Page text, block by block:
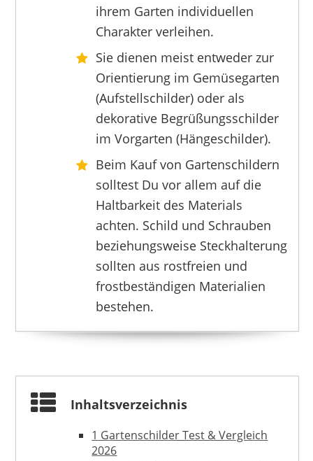
UNUS
25,45 €
BINCUE
ihrem Garten individuellen
Charakter verleihen.
Sie dienen meist entweder zur
Orientierung im Gemüsegarten
(Aufstellschilder) oder als
dekorative Begrüßungsschilder
im Vorgarten (Hängeschilder).
Beim Kauf von Gartenschildern
solltest Du vor allem auf die
Haltbarkeit des Materials
achten. Schild und Schrauben
beziehungsweise Steckhalterung
sollten aus rostfreien und
frostbeständigen Materialien
bestehen.
Inhaltsverzeichnis
1 Gartenschilder Test & Vergleich
2026